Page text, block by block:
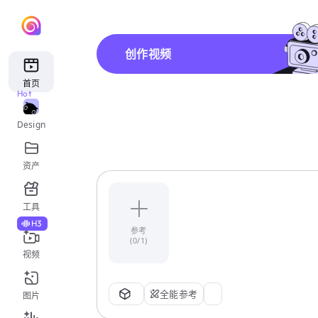
首页
Design
Hot
资产
工具
视频
H3
图片
创作视频
参考
(0/1)
全能参考